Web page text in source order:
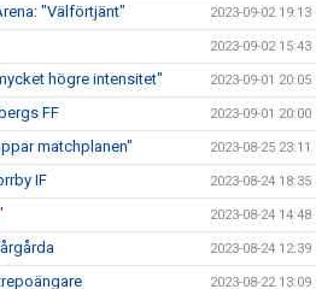
"Välförtjänt" 2023-09-02 19:13
2023-09-02 15:43
högre intensitet" 2023-09-01 20:05
FF 2023-09-01 20:00
matchplanen" 2023-08-25 23:11
IF 2023-08-24 18:35
2023-08-24 14:48
2023-08-24 12:39
2023-08-22 13:09